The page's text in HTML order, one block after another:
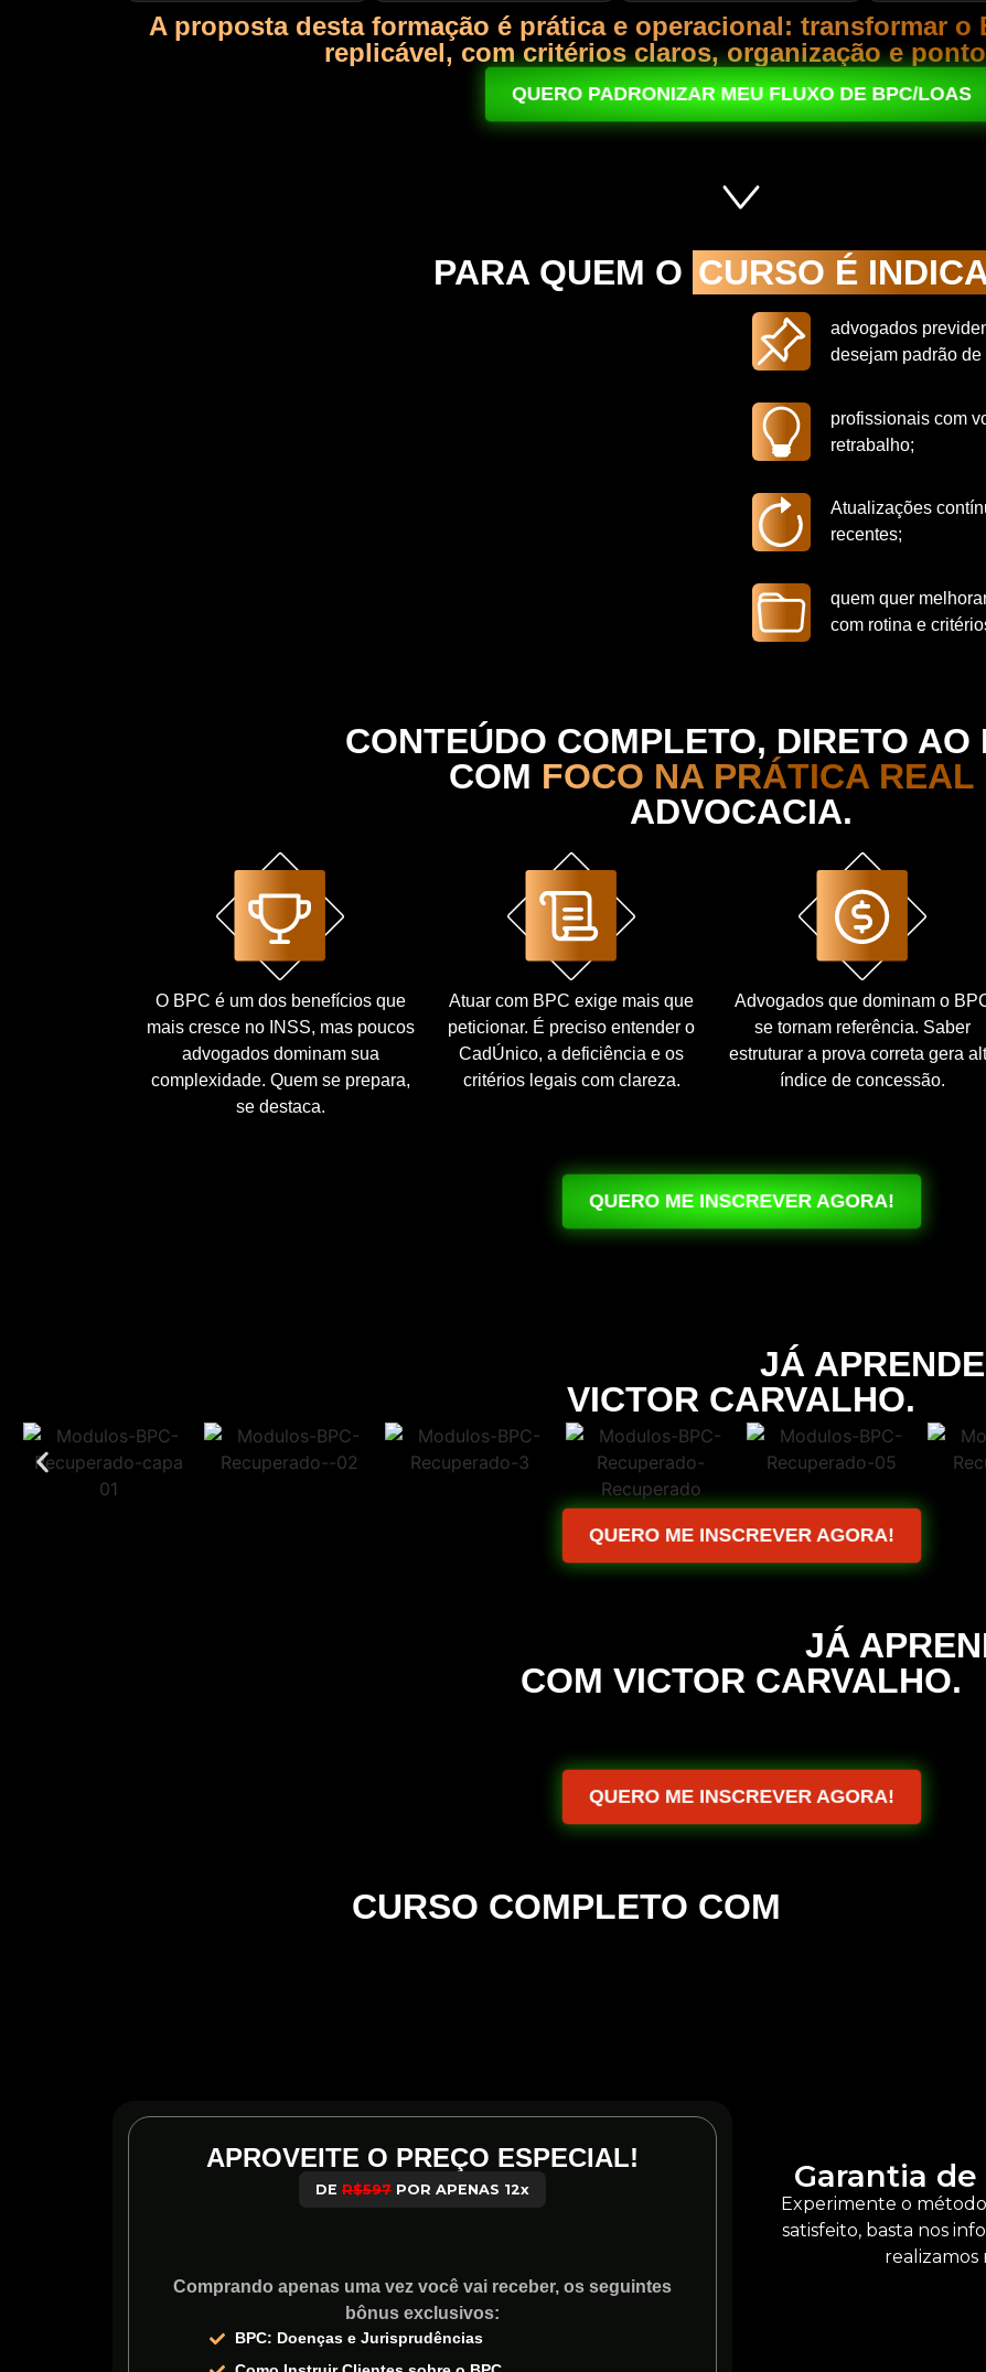
A proposta desta formação é prática e operacional: transformar o
replicável, com critérios claros, organização e
QUERO PADRONIZAR MEU FLUXO DE BPC/LOAS
PARA QUEM O CURSO É
advogados
desejam padrão de
profissionais com
retrabalho;
Atualizações
recentes;
quem quer
com rotina e
CONTEÚDO COMPLETO, DIRETO AO
COM FOCO NA PRÁTICA REAL
ADVOCACIA.
O BPC é um dos benefícios que
mais cresce no INSS, mas poucos
advogados dominam sua
complexidade. Quem se prepara,
se destaca.
Atuar com BPC exige mais que
peticionar. É preciso entender o
CadÚnico, a deficiência e os
critérios legais com clareza.
Advogados que dominam o
se tornam referência. Saber
estruturar a prova correta gera
índice de concessão.
QUERO ME INSCREVER AGORA!
JÁ
VICTOR CARVALHO.
QUERO ME INSCREVER AGORA!
JÁ
COM VICTOR CARVALHO.
QUERO ME INSCREVER AGORA!
CURSO COMPLETO COM
APROVEITE O PREÇO ESPECIAL!
DER$597POR APENAS 12x
Comprando apenas uma vez você vai receber, os seguintes
bônus exclusivos:
BPC: Doenças e Jurisprudências
Garantia
Experimente o
satisfeito, basta nos
realizamos